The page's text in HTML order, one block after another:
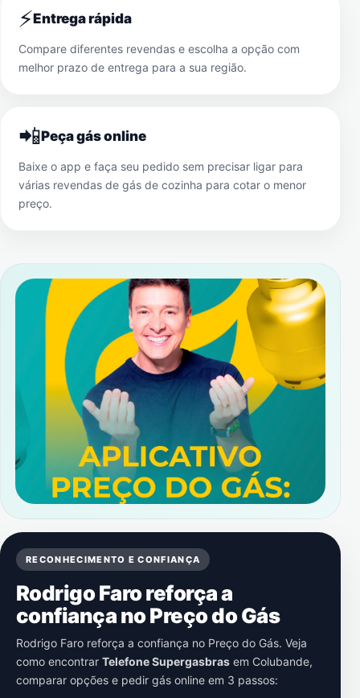
⚡Entrega rápida
Compare diferentes revendas e escolha a opção com
melhor prazo de entrega para a sua região.
📲Peça gás online
Baixe o app e faça seu pedido sem precisar ligar para
várias revendas de gás de cozinha para cotar o menor
preço.
RECONHECIMENTO E CONFIANÇA
Rodrigo Faro reforça a
confiança no Preço do Gás
Rodrigo Faro reforça a confiança no Preço do Gás. Veja
como encontrar Telefone Supergasbras em Colubande,
comparar opções e pedir gás online em 3 passos: